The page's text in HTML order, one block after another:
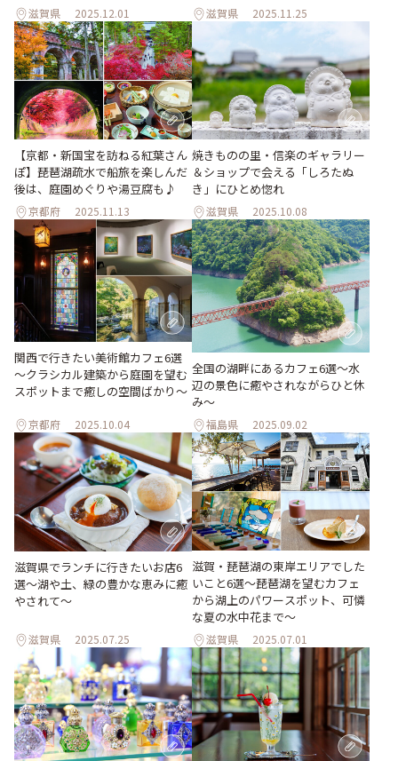
滋賀県 2025.12.01 滋賀県 2025.11.25
【京都・新国宝を訪ねる紅葉さん
ぽ】琵琶湖疏水で船旅を楽しんだ
後は、庭園めぐりや湯豆腐も♪
京都府 2025.11.13
焼きものの里・信楽のギャラリー
＆ショップで会える「しろたぬ
き」にひとめ惚れ
滋賀県 2025.10.08
関西で行きたい美術館カフェ6選
～クラシカル建築から庭園を望む
スポットまで癒しの空間ばかり～
京都府 2025.10.04
全国の湖畔にあるカフェ6選〜水
辺の景色に癒やされながらひと休
み〜
福島県 2025.09.02
滋賀県でランチに行きたいお店6
選〜湖や土、緑の豊かな恵みに癒
やされて〜
滋賀県 2025.07.25
滋賀・琵琶湖の東岸エリアでした
いこと6選〜琵琶湖を望むカフェ
から湖上のパワースポット、可憐
な夏の水中花まで～
滋賀県 2025.07.01